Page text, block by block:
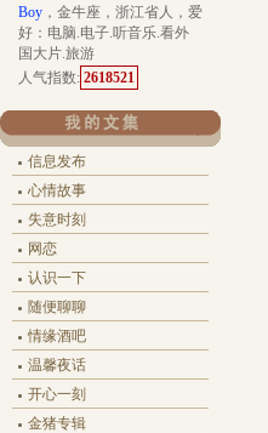
Boy ，金牛座，浙江省人，爱
好：电脑.电子.听音乐.看外
国大片.旅游
人气指数: 2618521
信息发布
心情故事
失意时刻
网恋
认识一下
随便聊聊
情缘酒吧
温馨夜话
开心一刻
金猪专辑